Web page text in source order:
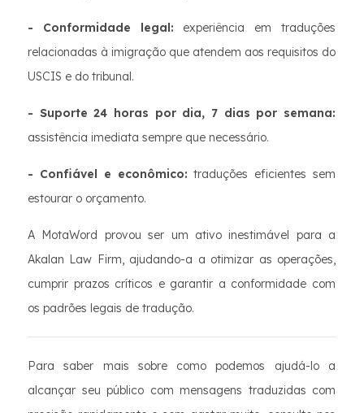
- Conformidade legal: experiência em traduções
relacionadas à imigração que atendem aos requisitos do
USCIS e do tribunal.
- Suporte 24 horas por dia, 7 dias por semana:
assistência imediata sempre que necessário.
- Confiável e econômico: traduções eficientes sem
estourar o orçamento.
A MotaWord provou ser um ativo inestimável para a
Akalan Law Firm, ajudando-a a otimizar as operações,
cumprir prazos críticos e garantir a conformidade com
os padrões legais de tradução.
Para saber mais sobre como podemos ajudá-lo a
alcançar seu público com mensagens traduzidas com